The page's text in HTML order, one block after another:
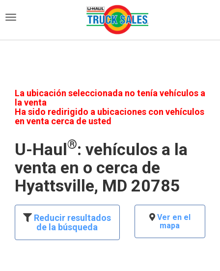
La ubicación seleccionada no tenía vehículos a
la venta
Ha sido redirigido a ubicaciones con vehículos
en venta cerca de usted
U-Haul®: vehículos a la
venta en o cerca de
Hyattsville, MD 20785
Reducir resultados
de la búsqueda
Ver en el
mapa